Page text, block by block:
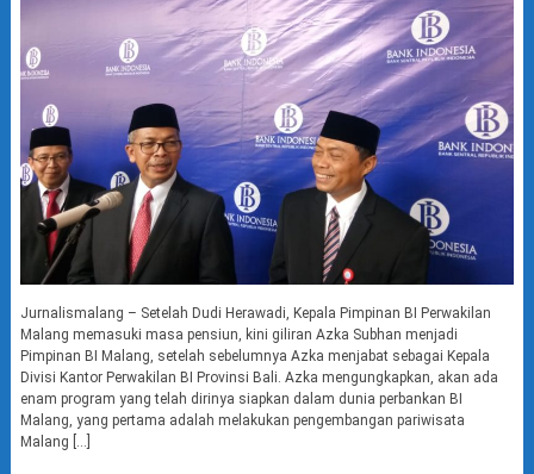
Jurnalismalang – Setelah Dudi Herawadi, Kepala Pimpinan BI Perwakilan
Malang memasuki masa pensiun, kini giliran Azka Subhan menjadi
Pimpinan BI Malang, setelah sebelumnya Azka menjabat sebagai Kepala
Divisi Kantor Perwakilan BI Provinsi Bali. Azka mengungkapkan, akan ada
enam program yang telah dirinya siapkan dalam dunia perbankan BI
Malang, yang pertama adalah melakukan pengembangan pariwisata
Malang […]